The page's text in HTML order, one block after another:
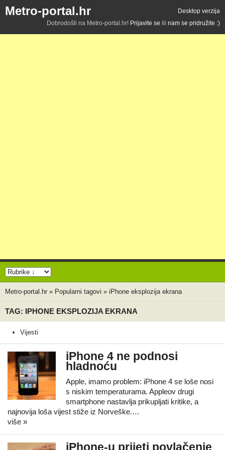
Metro-portal.hr
Desktop verzija
Dobrodošli na Metro-portal.hr! Prijavite se ili nam se pridružite :)
Metro-portal.hr » Popularni tagovi » iPhone eksplozija ekrana
TAG: IPHONE EKSPLOZIJA EKRANA
Vijesti
iPhone 4 ne podnosi
hladnoću
Apple, imamo problem: iPhone 4 se loše nosi
s niskim temperaturama. Appleov drugi
smartphone nastavlja prikupljati kritike, a
najnovija loša vijest stiže iz Norveške.…
više »
iPhone-u prijeti povlačenje